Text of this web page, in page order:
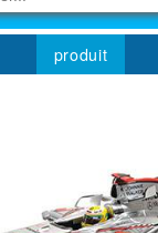
produit